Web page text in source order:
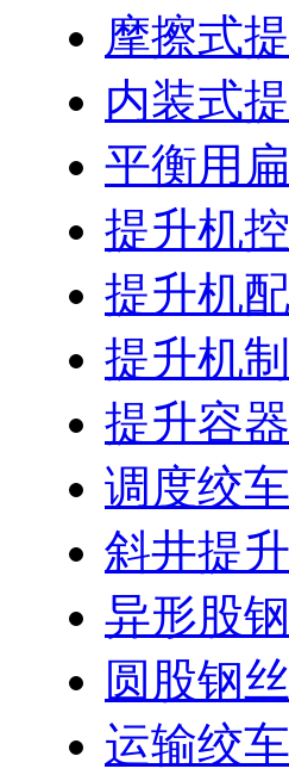
摩擦式
内装式
平衡用
提升机
提升机
提升机
提升容器
调度绞车
斜井提升
异形股
圆股钢
运输绞车